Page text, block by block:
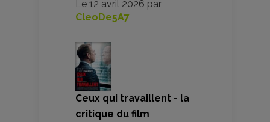
Le 12 avril 2026 par
CleoDe5A7
Ceux qui travaillent - la
critique du film